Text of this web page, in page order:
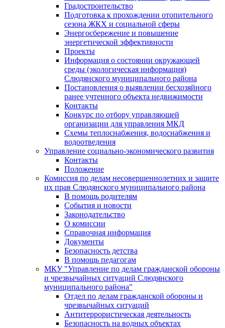
Градостроительство
Подготовка к прохождении отопительного
сезона ЖКХ и социальной сферы
Энергосбережение и повышение
энергетической эффективности
Проекты
Информация о состоянии окружающей
среды (экологическая информация)
Слюдянского муниципального района
Постановления о выявлении бесхозяйного
ранее учтенного объекта недвижимости
Контакты
Конкурс по отбору управляющей
организации для управления МКД
Схемы теплоснабжения, водоснабжения и
водоотведения
Управление социально-экономического развития
Контакты
Положение
Комиссия по делам несовершеннолетних и защите
их прав Слюдянского муниципального района
В помощь родителям
События и новости
Законодательство
О комиссии
Справочная информация
Документы
Безопасность детства
В помощь педагогам
МКУ "Управление по делам гражданской обороны
и чрезвычайных ситуаций Слюдянского
муниципального района"
Отдел по делам гражданской обороны и
чрезвычайных ситуаций
Антитеррористическая деятельность
Безопасность на водных объектах